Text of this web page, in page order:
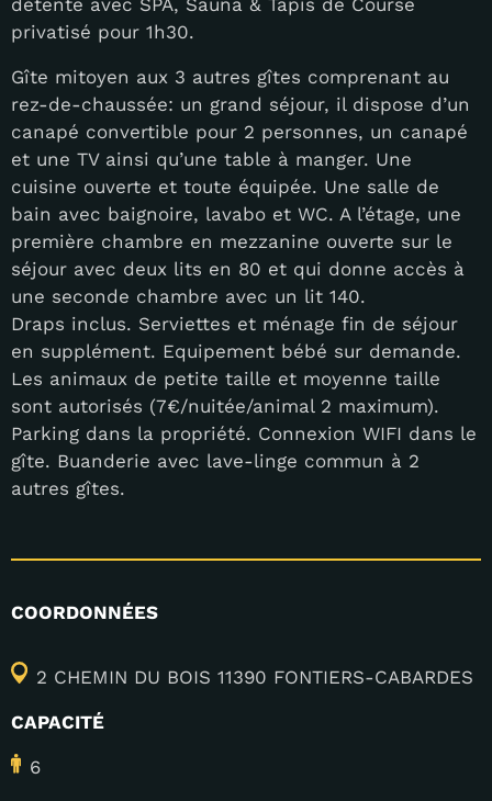
privatisé pour 1h30.
Gîte mitoyen aux 3 autres gîtes comprenant au
rez-de-chaussée: un grand séjour, il dispose d’un
canapé convertible pour 2 personnes, un canapé
et une TV ainsi qu’une table à manger. Une
cuisine ouverte et toute équipée. Une salle de
bain avec baignoire, lavabo et WC. A l’étage, une
première chambre en mezzanine ouverte sur le
séjour avec deux lits en 80 et qui donne accès à
une seconde chambre avec un lit 140.
Draps inclus. Serviettes et ménage fin de séjour
en supplément. Equipement bébé sur demande.
Les animaux de petite taille et moyenne taille
sont autorisés (7€/nuitée/animal 2 maximum).
Parking dans la propriété. Connexion WIFI dans le
gîte. Buanderie avec lave-linge commun à 2
autres gîtes.
COORDONNÉES
2 CHEMIN DU BOIS 11390 FONTIERS-CABARDES
CAPACITÉ
6